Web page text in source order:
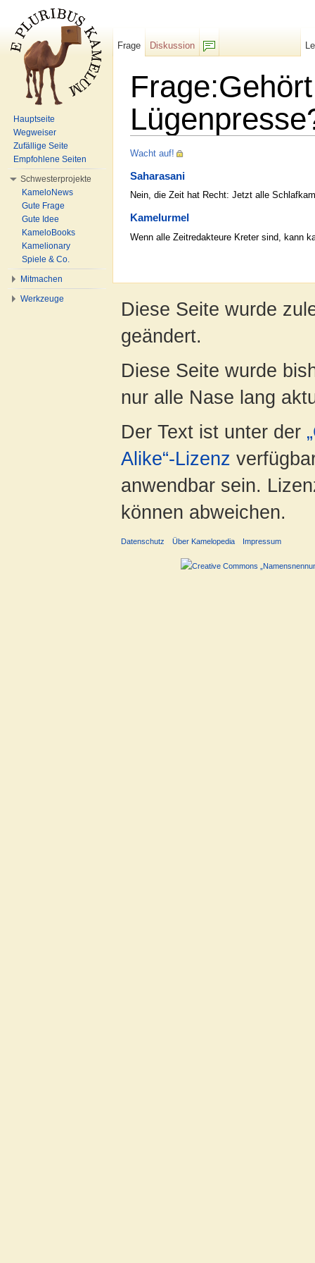
Wacht auf!
Saharasani
Nein, die Zeit hat Recht: Jetzt alle
Kamelurmel
Wenn alle Zeitredakteure Kreter sind, kann
Frage
Diskussion
Hauptseite
Wegweiser
Zufällige Seite
Empfohlene Seiten
Schwesterprojekte
KameloNews
Gute Frage
Gute Idee
KameloBooks
Kamelionary
Spiele & Co.
Mitmachen
Werkzeuge
Diese Seite wurde
geändert.
Diese Seite wurde
nur alle Nase lang
Der Text ist unter der
Alike“-Lizenz
anwendbar sein.
können abweichen.
Datenschutz Über Kamelopedia Impressum